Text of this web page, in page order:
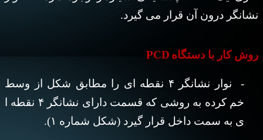
نشانگر درون آن قرار می گیرد.
روش کار با دستگاه PCD
- نوار نشانگر ۴ نقطه ای را مطابق شکل از وسط
خم کرده به روشی که قسمت دارای نشانگر ۴ نقطه ا
ی به سمت داخل قرار گیرد (شکل شماره ۱)
.